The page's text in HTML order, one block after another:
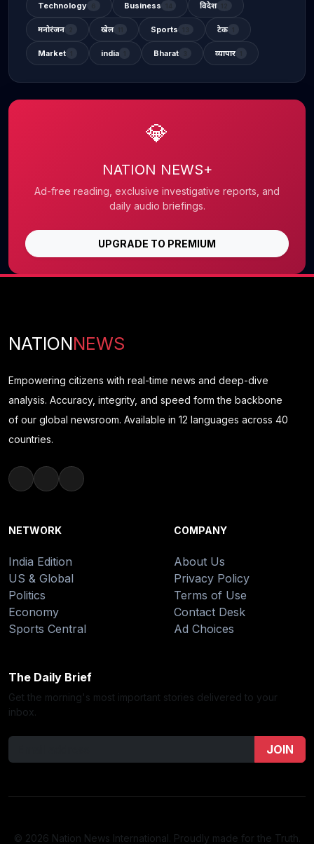
Technology Business विदेश
मनोरंजन खेल Sports टेक
Market india Bharat व्यापार
💎
NATION NEWS+
Ad-free reading, exclusive investigative reports, and
daily audio briefings.
UPGRADE TO PREMIUM
NATIONNEWS
Empowering citizens with real-time news and deep-dive
analysis. Accuracy, integrity, and speed form the backbone
of our global newsroom. Available in 12 languages across 40
countries.
NETWORK
India Edition
US & Global
Politics
Economy
Sports Central
COMPANY
About Us
Privacy Policy
Terms of Use
Contact Desk
Ad Choices
The Daily Brief
Get the morning's most important stories delivered to your
inbox.
JOIN
© 2026 Nation News International. Proudly made for the Truth.